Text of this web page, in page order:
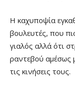
Η καχυποψία
βουλευτές, που
γιαλός αλλά ότι
ραντεβού αμέσως
τις κινήσεις τους.